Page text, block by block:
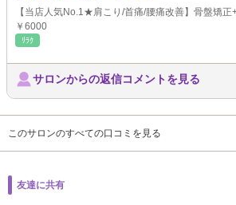
【当店人気No.1★肩こり/首痛/腰痛改善】骨盤矯
￥6000
ﾘﾗｸ
サロンからの返信コメントを見る
このサロンのすべての口コミを見る
友達に共有